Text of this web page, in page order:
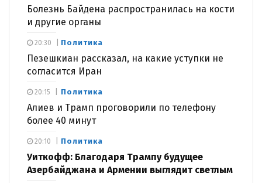
Болезнь Байдена распространилась на кости
и другие органы
Политика
Пезешкиан рассказал, на какие уступки не
согласится Иран
20:30
Политика
Алиев и Трамп проговорили по телефону
более 40 минут
20:15
Политика
Уиткофф: Благодаря Трампу будущее
Азербайджана и Армении выглядит светлым
20:10